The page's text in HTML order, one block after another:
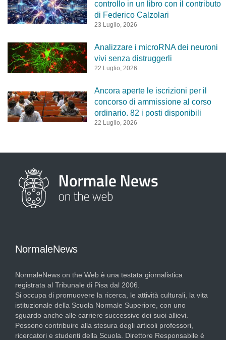
controllo in un libro con il contributo
di Federico Calzolari
23 Luglio, 2026
Analizzare i microRNA dei neuroni
vivi senza distruggerli
22 Luglio, 2026
Ancora aperte le iscrizioni per il
concorso di ammissione al corso
ordinario. 82 i posti disponibili
22 Luglio, 2026
NormaleNews
NormaleNews on the Web è una testata giornalistica
registrata al Tribunale di Pisa dal 2006.
Si occupa di promuovere la ricerca, le attività culturali, la vita
istituzionale della Scuola Normale Superiore, con uno
sguardo anche alle carriere successive dei suoi allievi.
Possono contribuire alla stesura degli articoli professori,
ricercatori e studenti della Scuola. Direttore Responsabile è